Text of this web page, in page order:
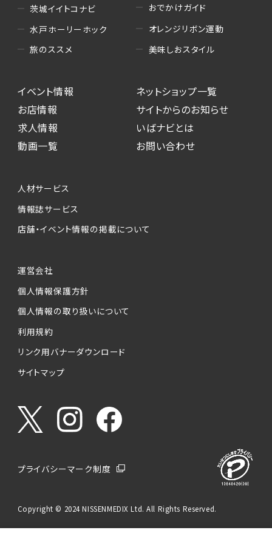
茨城イイトコナビ
水戸ホーリーホック
旅のススメ
おでかけガイド
オレンジリボン運動
美味しおスタイル
イベント情報
お店情報
求人情報
動画一覧
ネットショップ一覧
サイトからのお知らせ
いばナビとは
お問い合わせ
人材サービス
情報誌サービス
店舗・イベント情報の掲載について
運営会社
個人情報保護方針
個人情報の取り扱いについて
利用規約
リンク用バナーダウンロード
サイトマップ
プライバシーマーク制度
Copyright © 2024 NISSENMEDIX Ltd. All Rights Reserved.